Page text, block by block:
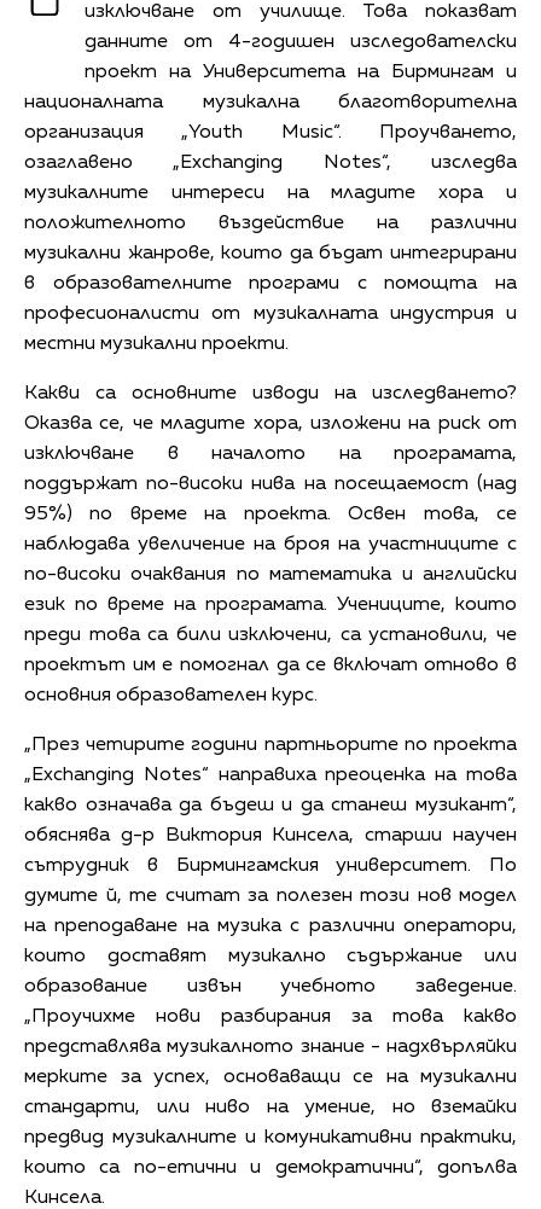
изключване от училище. Това показват
данните от 4-годишен изследователски
проект на Университета на Бирмингам и
националната музикална благотворителна
организация „Youth Music“. Проучването,
озаглавено „Exchanging Notes“, изследва
музикалните интереси на младите хора и
положителното въздействие на различни
музикални жанрове, които да бъдат интегрирани
в образователните програми с помощта на
професионалисти от музикалната индустрия и
местни музикални проекти.
Какви са основните изводи на изследването?
Оказва се, че младите хора, изложени на риск от
изключване в началото на програмата,
поддържат по-високи нива на посещаемост (над
95%) по време на проекта. Освен това, се
наблюдава увеличение на броя на участниците с
по-високи очаквания по математика и английски
език по време на програмата. Учениците, които
преди това са били изключени, са установили, че
проектът им е помогнал да се включат отново в
основния образователен курс.
„През четирите години партньорите по проекта
„Exchanging Notes“ направиха преоценка на това
какво означава да бъдеш и да станеш музикант“,
обяснява д-р Виктория Кинсела, старши научен
сътрудник в Бирмингамския университет. По
думите й, те считат за полезен този нов модел
на преподаване на музика с различни оператори,
които доставят музикално съдържание или
образование извън учебното заведение.
„Проучихме нови разбирания за това какво
представлява музикалното знание - надхвърляйки
мерките за успех, основаващи се на музикални
стандарти, или ниво на умение, но вземайки
предвид музикалните и комуникативни практики,
които са по-етични и демократични“, допълва
Кинсела.